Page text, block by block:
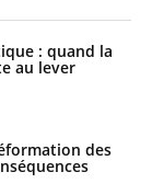
: quand la
au lever
des